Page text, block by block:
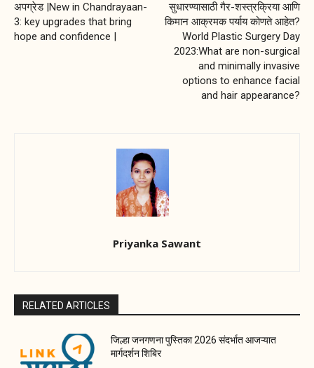
अपग्रेड |New in Chandrayaan-
3: key upgrades that bring
hope and confidence |
सुधारण्यासाठी गैर-शस्त्रक्रिया आणि
किमान आक्रमक पर्याय कोणते आहेत?
World Plastic Surgery Day
2023:What are non-surgical
and minimally invasive
options to enhance facial
and hair appearance?
Priyanka Sawant
RELATED ARTICLES
जिल्हा जनगणना पुस्तिका 2026 संदर्भात आजऱ्यात
मार्गदर्शन शिबिर